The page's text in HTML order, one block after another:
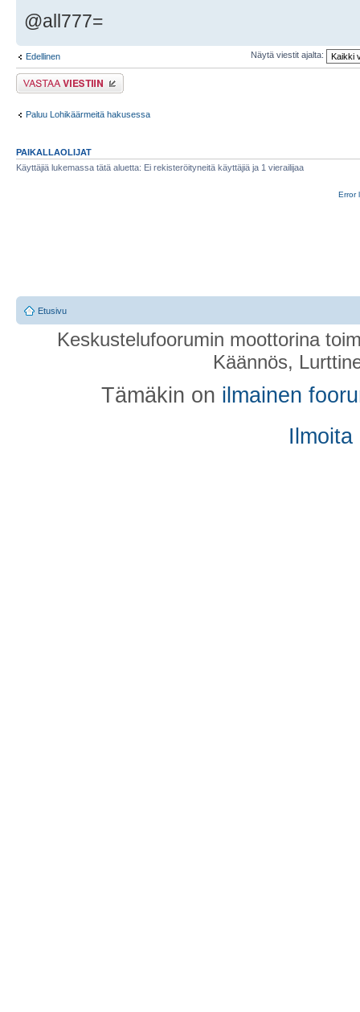
@all777=
Edellinen Näytä viestit ajalta:
Lähetä vastaus
Paluu Lohikäärmeitä hakusessa
PAIKALLAOLIJAT
Käyttäjiä lukemassa tätä aluetta: Ei rekisteröityneitä käyttäjiä ja 1 vierailijaa
Error
Etusivu
Keskustelufoorumin moottorina
Käännös,
Tämäkin on ilmainen